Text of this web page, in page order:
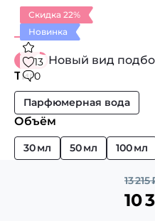
Скидка 22%
Новинка
13
0
Новый вид
Тип
Парфюмерная вода
Объём
30 мл 50 мл 100 мл
13 215
10